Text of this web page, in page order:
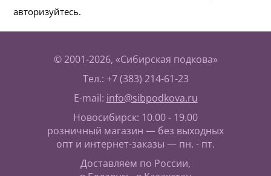
авторизуйтесь.
© 2001-2026, «Сибирская подкова»
Тел.: +7 (383) 214-61-23
E-mail: info@sibpodkova.ru
Новосибирск: 10.00 - 19.00
розничный магазин — без выходных
опт и интернет-заказы — пн. - пт.
Доставляем по России,